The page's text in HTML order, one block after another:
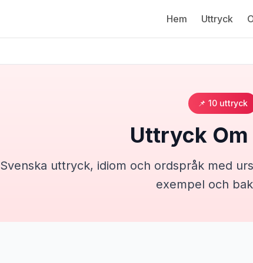
Hem Uttryck
📌 10uttryck
Uttryck Om
Svenska uttryck, idiom och ordspråk med
exempel och